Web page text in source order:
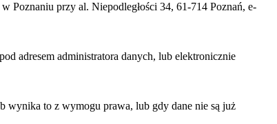
Poznaniu przy al. Niepodległości 34, 61-714 Poznań, e-
adresem administratora danych, lub elektronicznie
wynika to z wymogu prawa, lub gdy dane nie są już